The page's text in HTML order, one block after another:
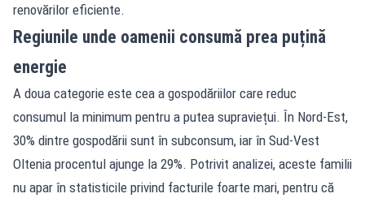
renovărilor eficiente.
Regiunile unde oamenii consumă prea puțină
energie
A doua categorie este cea a gospodăriilor care reduc
consumul la minimum pentru a putea supraviețui. În Nord-Est,
30% dintre gospodării sunt în subconsum, iar în Sud-Vest
Oltenia procentul ajunge la 29%. Potrivit analizei, aceste familii
nu apar în statisticile privind facturile foarte mari, pentru că